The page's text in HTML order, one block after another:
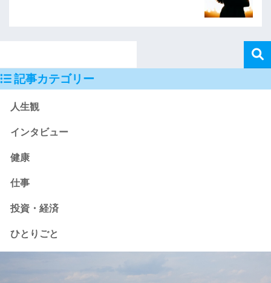
記事カテゴリー
人生観
インタビュー
健康
仕事
投資・経済
ひとりごと